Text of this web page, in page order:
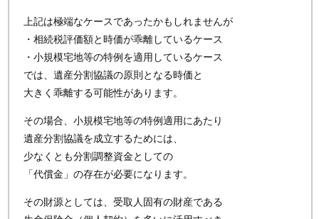
上記は極端なケースであったかもしれませんが
・相続税評価額と時価が乖離しているケース
・小規模宅地等の特例を適用しているケース
では、遺産分割協議の原則となる時価と
大きく乖離する可能性があります。
その場合、小規模宅地等の特例適用にあたり
遺産分割協議を成立するためには、
少なくとも分割調整資金としての
「代償金」の存在が必要になります。
その財源としては、受取人固有の財産である